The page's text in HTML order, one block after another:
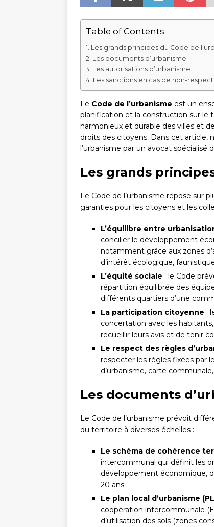
Table of Contents
Les grands principes du Code de
Les documents d’urbanisme
Les autorisations d’urbanisme
Les sanctions en cas de non-
Le Code de l’urbanisme est un
planification et la construction sur le
harmonieux et durable des villes et
droits des citoyens. Dans cet article,
l’urbanisme par un avocat spécialisé
Les grands
Le Code de l’urbanisme repose sur
garanties pour les citoyens et les
L’équilibre entre
concilier le développement
notamment grâce aux zones
d’intérêt écologique,
L’équité sociale : le Code
répartition équilibrée des
différents quartiers d’une
La participation citoyenne :
concertation avec les
recueillir leurs avis et de tenir
Le respect des règles
respecter les règles fixées par
d’urbanisme, carte
Les documents
Le Code de l’urbanisme prévoit
du territoire à diverses échelles :
Le schéma de cohérence
intercommunal qui définit les
développement économique,
20 ans.
Le plan local d’urbanisme
coopération intercommunale
d’utilisation des sols (zones